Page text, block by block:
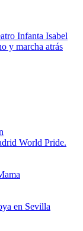
Infanta Isabel
y marcha atrás
World Pride.
en Sevilla